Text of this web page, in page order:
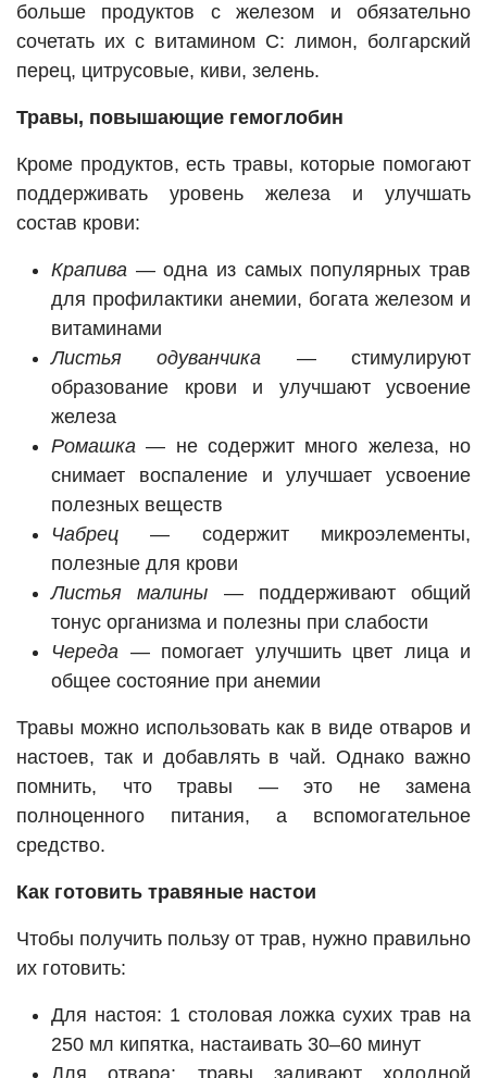
больше продуктов с железом и обязательно
сочетать их с витамином С: лимон, болгарский
перец, цитрусовые, киви, зелень.
Травы, повышающие гемоглобин
Кроме продуктов, есть травы, которые помогают
поддерживать уровень железа и улучшать
состав крови:
Крапива — одна из самых популярных трав
для профилактики анемии, богата железом и
витаминами
Листья одуванчика — стимулируют
образование крови и улучшают усвоение
железа
Ромашка — не содержит много железа, но
снимает воспаление и улучшает усвоение
полезных веществ
Чабрец — содержит микроэлементы,
полезные для крови
Листья малины — поддерживают общий
тонус организма и полезны при слабости
Череда — помогает улучшить цвет лица и
общее состояние при анемии
Травы можно использовать как в виде отваров и
настоев, так и добавлять в чай. Однако важно
помнить, что травы — это не замена
полноценного питания, а вспомогательное
средство.
Как готовить травяные настои
Чтобы получить пользу от трав, нужно правильно
их готовить:
Для настоя: 1 столовая ложка сухих трав на
250 мл кипятка, настаивать 30–60 минут
Для отвара: травы заливают холодной